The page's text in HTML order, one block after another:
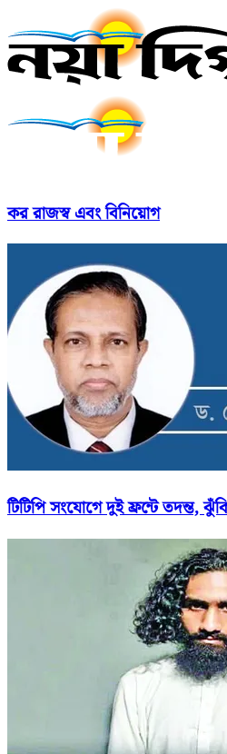
কর রাজস্ব এবং বিনিয়োগ
টিটিপি সংযোগে দুই ফ্রন্টে তদন্ত,